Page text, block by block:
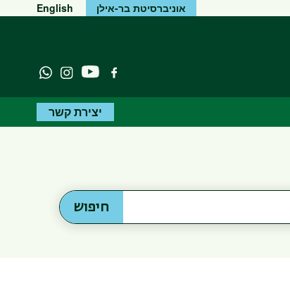
אוניברסיטת בר-אילן English
פייסבוקיוטיוב Instagram
יצירת קשר
חיפוש